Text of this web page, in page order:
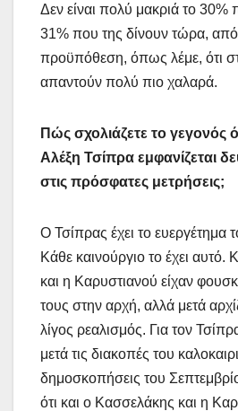
Δεν είναι πολύ μακριά το 30%
31% που της δίνουν τώρα,
προϋπόθεση, όπως λέμε, ότι
απαντούν πολύ πιο χαλαρά.
Πώς σχολιάζετε το γεγονός
Αλέξη Τσίπρα εμφανίζεται
στις πρόσφατες μετρήσεις;
Ο Τσίπρας έχει το ευεργέτημα
Κάθε καινούργιο το έχει αυτό.
και η Καρυστιανού είχαν
τους στην αρχή, αλλά μετά
λίγος ρεαλισμός. Για τον
μετά τις διακοπές του
δημοσκοπήσεις του
ότι και ο Κασσελάκης και η